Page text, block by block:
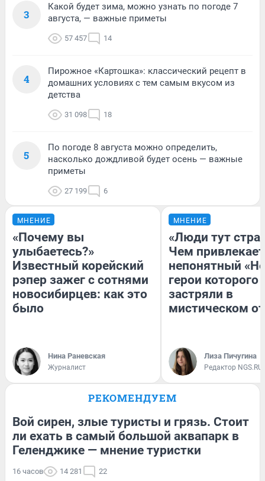
3
Какой будет зима, можно узнать по погоде 7
августа, — важные приметы
57 457 14
4
Пирожное «Картошка»: классический рецепт в
домашних условиях с тем самым вкусом из
детства
31 098 18
5
По погоде 8 августа можно определить,
насколько дождливой будет осень — важные
приметы
27 199 6
МНЕНИЕ
«Почему вы
улыбаетесь?»
Известный корейский
рэпер зажег с сотнями
новосибирцев: как это
было
Нина Раневская
Журналист
МНЕНИЕ
«Люди тут
Чем привлекает
непонятный
герои которого
застряли в
мистическом
Лиза Пичугина
Редактор NGS.RU
РЕКОМЕНДУЕМ
Вой сирен, злые туристы и грязь. Стоит
ли ехать в самый большой аквапарк в
Геленджике — мнение туристки
16 часов 14 281 22